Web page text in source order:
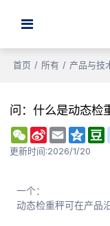
首页 / 所有 / 产品与技
问：什么是动态检
WeChat
Sina
Weibo
Email Qzone
更新时间:2026/1/20
一个：
动态检重秤可在产品